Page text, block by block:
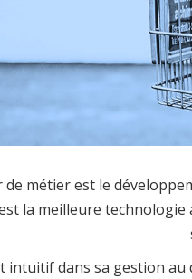
métier est le
la meilleure
dans sa gestion